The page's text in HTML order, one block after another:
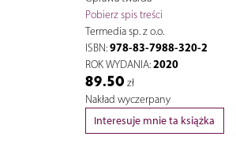
Pobierz spis treści
Termedia sp. z o.o.
ISBN:978-83-7988-320-2
ROK WYDANIA:2020
89.50 zł
Nakład wyczerpany
Interesuje mnie ta książka